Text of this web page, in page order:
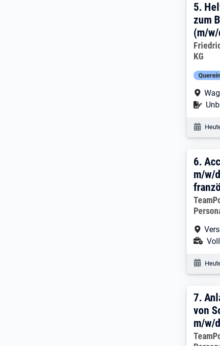
5.
5.
zum
(m/
KG
6.
6.
m/w/
7.
7.
von
m/w/